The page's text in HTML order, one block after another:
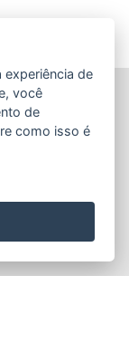
DO
- Centro
Santo
de
você
de
como isso é